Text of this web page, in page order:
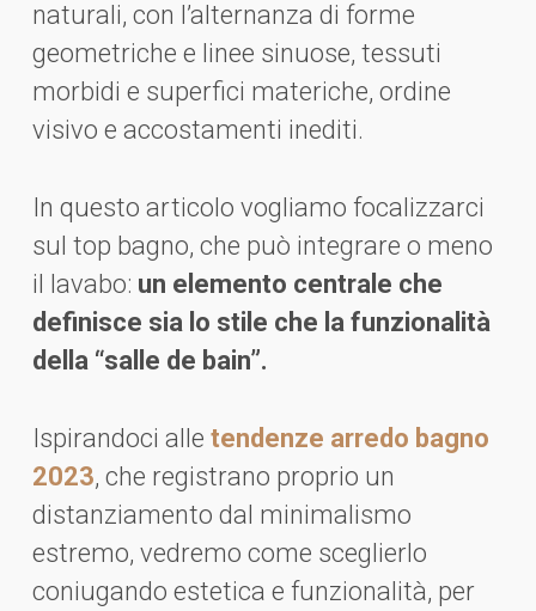
naturali, con l’alternanza di forme
geometriche e linee sinuose, tessuti
morbidi e superfici materiche, ordine
visivo e accostamenti inediti.
In questo articolo vogliamo focalizzarci
sul top bagno, che può integrare o meno
il lavabo: un elemento centrale che
definisce sia lo stile che la funzionalità
della “salle de bain”.
Ispirandoci alle tendenze arredo bagno
2023, che registrano proprio un
distanziamento dal minimalismo
estremo, vedremo come sceglierlo
coniugando estetica e funzionalità, per